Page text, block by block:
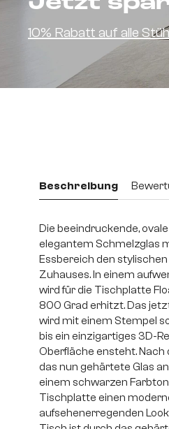
10% Rabatt auf alle
Beschreibung
Die beeindruckende,
elegantem Schmelzglas
Essbereich den
Zuhauses. In einem
wird für die Tischplatte
800 Grad erhitzt. Das
wird mit einem Stempel
bis ein einzigartiges 3D-
Oberfläche ensteht. Nach
das nun gehärtete Glas
einem schwarzen
Tischplatte einen
aufsehenerregenden